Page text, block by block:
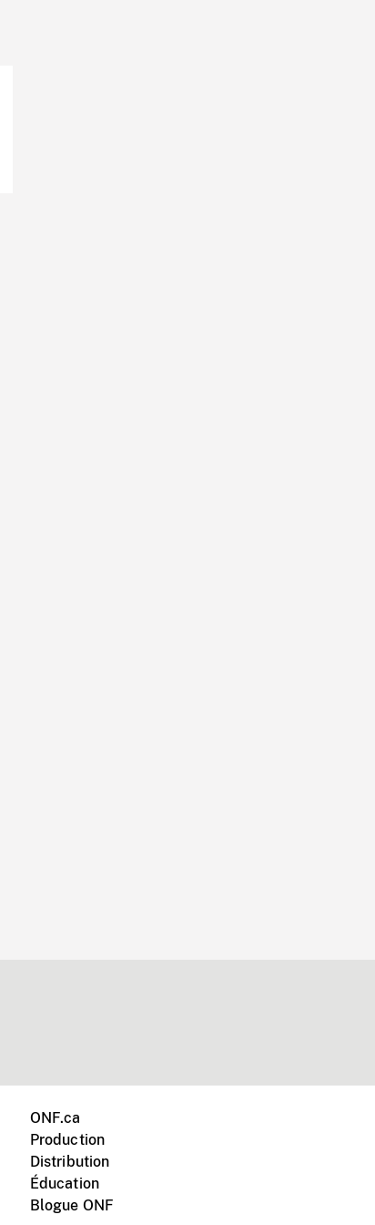
ONF.ca
Production
Distribution
Éducation
Blogue ONF